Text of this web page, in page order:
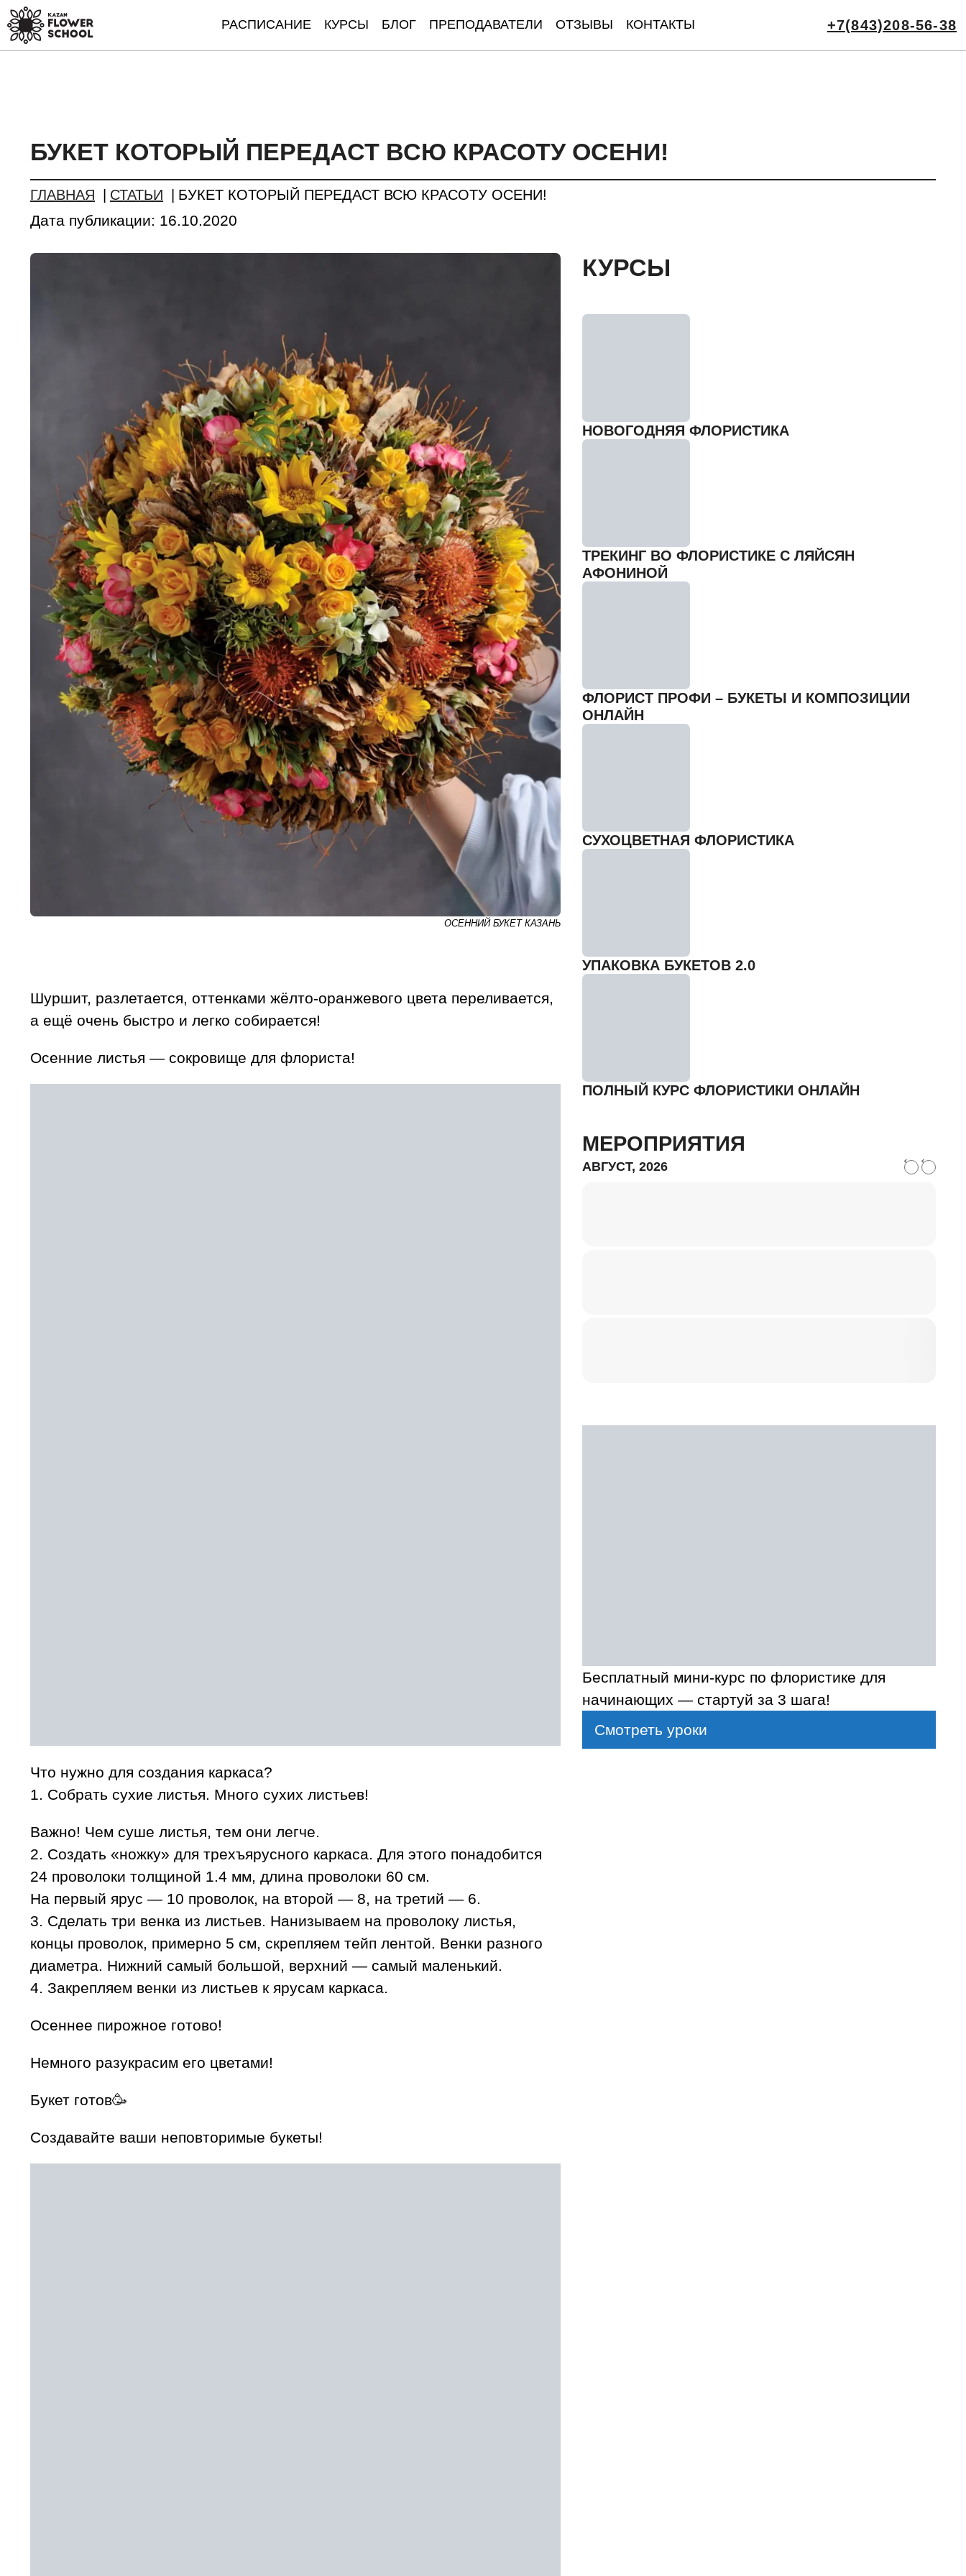
РАСПИСАНИЕ КУРСЫ БЛОГ ПРЕПОДАВАТЕЛИ ОТЗЫВЫ КОНТАКТЫ +7(843)208-56-38
БУКЕТ КОТОРЫЙ ПЕРЕДАСТ ВСЮ КРАСОТУ ОСЕНИ!
ГЛАВНАЯ СТАТЬИ БУКЕТ КОТОРЫЙ ПЕРЕДАСТ ВСЮ КРАСОТУ ОСЕНИ!
Дата публикации: 16.10.2020
ОСЕННИЙ БУКЕТ КАЗАНЬ
Шуршит, разлетается, оттенками жёлто-оранжевого цвета переливается,
а ещё очень быстро и легко собирается!
Осенние листья — сокровище для флориста!
Что нужно для создания каркаса?
1. Собрать сухие листья. Много сухих листьев!
Важно! Чем суше листья, тем они легче.
2. Создать «ножку» для трехъярусного каркаса. Для этого понадобится
24 проволоки толщиной 1.4 мм, длина проволоки 60 см.
На первый ярус — 10 проволок, на второй — 8, на третий — 6.
3. Сделать три венка из листьев. Нанизываем на проволоку листья,
концы проволок, примерно 5 см, скрепляем тейп лентой. Венки разного
диаметра. Нижний самый большой, верхний — самый маленький.
4. Закрепляем венки из листьев к ярусам каркаса.
Осеннее пирожное готово!
Немного разукрасим его цветами!
Букет готов🥳
Создавайте ваши неповторимые букеты!
КУРСЫ
НОВОГОДНЯЯ ФЛОРИСТИКА
ТРЕКИНГ ВО ФЛОРИСТИКЕ С ЛЯЙСЯН
АФОНИНОЙ
ФЛОРИСТ ПРОФИ – БУКЕТЫ И КОМПОЗИЦИИ
ОНЛАЙН
СУХОЦВЕТНАЯ ФЛОРИСТИКА
УПАКОВКА БУКЕТОВ 2.0
ПОЛНЫЙ КУРС ФЛОРИСТИКИ ОНЛАЙН
МЕРОПРИЯТИЯ
АВГУСТ, 2026
Бесплатный мини-курс по флористике для
начинающих — стартуй за 3 шага!
Смотреть уроки